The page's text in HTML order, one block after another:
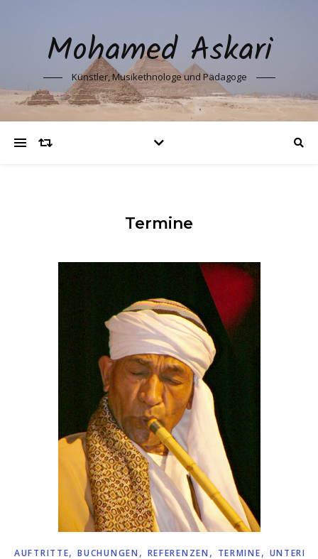
Mohamed Askari
Künstler, Musikethnologe und Pädagoge
Termine
AUFTRITTE,BUCHUNGEN , REFERENZEN , TERMINE,